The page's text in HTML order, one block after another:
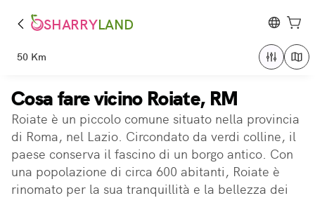
SHARRYLAND
50 Km
Cosa fare vicino Roiate, RM
Roiate è un piccolo comune situato nella provincia
di Roma, nel Lazio. Circondato da verdi colline, il
paese conserva il fascino di un borgo antico. Con
una popolazione di circa 600 abitanti, Roiate è
rinomato per la sua tranquillità e la bellezza dei